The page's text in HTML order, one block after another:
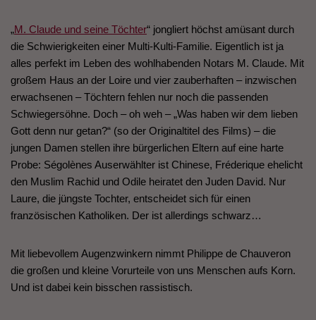
„M. Claude und seine Töchter“ jongliert höchst amüsant durch
die Schwierigkeiten einer Multi-Kulti-Familie. Eigentlich ist ja
alles perfekt im Leben des wohlhabenden Notars M. Claude. Mit
großem Haus an der Loire und vier zauberhaften – inzwischen
erwachsenen – Töchtern fehlen nur noch die passenden
Schwiegersöhne. Doch – oh weh – „Was haben wir dem lieben
Gott denn nur getan?“ (so der Originaltitel des Films) – die
jungen Damen stellen ihre bürgerlichen Eltern auf eine harte
Probe: Ségolènes Auserwählter ist Chinese, Fréderique ehelicht
den Muslim Rachid und Odile heiratet den Juden David. Nur
Laure, die jüngste Tochter, entscheidet sich für einen
französischen Katholiken. Der ist allerdings schwarz…
Mit liebevollem Augenzwinkern nimmt Philippe de Chauveron
die großen und kleine Vorurteile von uns Menschen aufs Korn.
Und ist dabei kein bisschen rassistisch.